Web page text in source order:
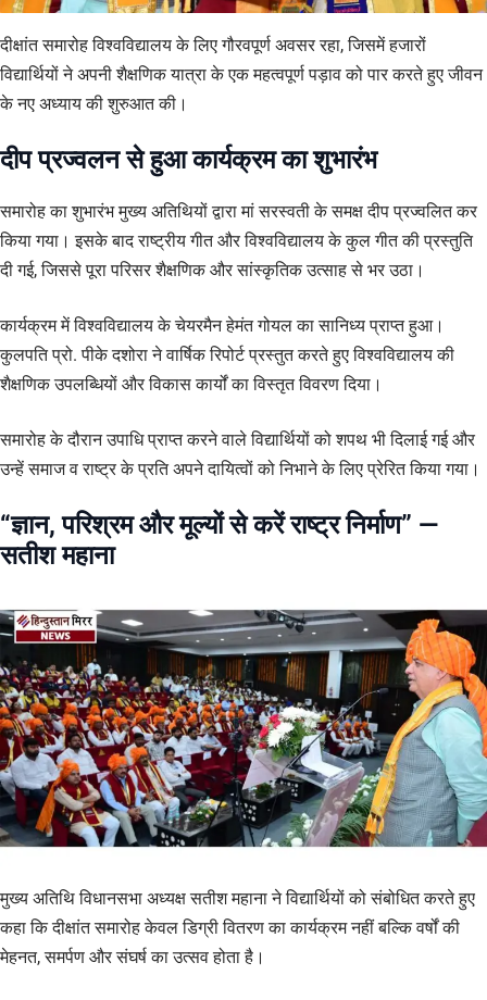
दीक्षांत समारोह विश्वविद्यालय के लिए गौरवपूर्ण अवसर रहा, जिसमें हजारों
विद्यार्थियों ने अपनी शैक्षणिक यात्रा के एक महत्वपूर्ण पड़ाव को पार करते हुए जीवन
के नए अध्याय की शुरुआत की।
दीप प्रज्वलन से हुआ कार्यक्रम का शुभारंभ
समारोह का शुभारंभ मुख्य अतिथियों द्वारा मां सरस्वती के समक्ष दीप प्रज्वलित कर
किया गया। इसके बाद राष्ट्रीय गीत और विश्वविद्यालय के कुल गीत की प्रस्तुति
दी गई, जिससे पूरा परिसर शैक्षणिक और सांस्कृतिक उत्साह से भर उठा।
कार्यक्रम में विश्वविद्यालय के चेयरमैन हेमंत गोयल का सानिध्य प्राप्त हुआ।
कुलपति प्रो. पीके दशोरा ने वार्षिक रिपोर्ट प्रस्तुत करते हुए विश्वविद्यालय की
शैक्षणिक उपलब्धियों और विकास कार्यों का विस्तृत विवरण दिया।
समारोह के दौरान उपाधि प्राप्त करने वाले विद्यार्थियों को शपथ भी दिलाई गई और
उन्हें समाज व राष्ट्र के प्रति अपने दायित्वों को निभाने के लिए प्रेरित किया गया।
“ज्ञान, परिश्रम और मूल्यों से करें राष्ट्र निर्माण” —
सतीश महाना
मुख्य अतिथि विधानसभा अध्यक्ष सतीश महाना ने विद्यार्थियों को संबोधित करते हुए
कहा कि दीक्षांत समारोह केवल डिग्री वितरण का कार्यक्रम नहीं बल्कि वर्षों की
मेहनत, समर्पण और संघर्ष का उत्सव होता है।